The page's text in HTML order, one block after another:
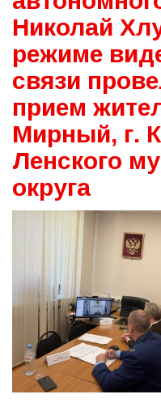
Николай
режиме
связи
прием
Мирный, г.
Ленского
округа